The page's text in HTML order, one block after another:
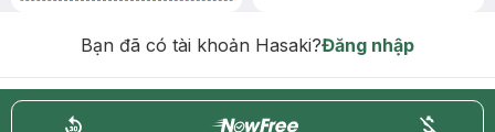
Bạn đã có tài khoản Hasaki?Đăng nhập